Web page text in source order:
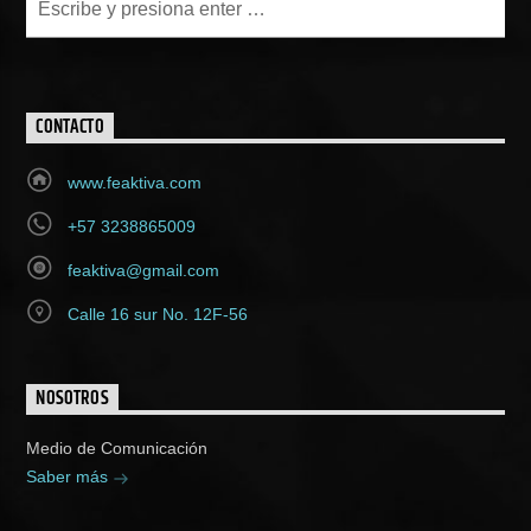
CONTACTO
www.feaktiva.com
+57 3238865009
feaktiva@gmail.com
Calle 16 sur No. 12F-56
NOSOTROS
Medio de Comunicación
Saber más